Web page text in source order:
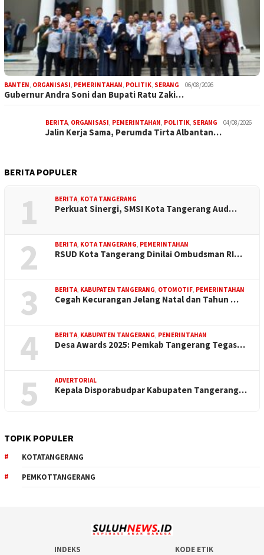
BANTEN, ORGANISASI, PEMERINTAHAN, POLITIK, SERANG 06/08/2026
Gubernur Andra Soni dan Bupati Ratu Zaki…
BERITA, ORGANISASI, PEMERINTAHAN, POLITIK, SERANG 04/08/2026
Jalin Kerja Sama, Perumda Tirta Albantan…
BERITA POPULER
1 BERITA, KOTA TANGERANG
Perkuat Sinergi, SMSI Kota Tangerang Aud…
2 BERITA, KOTA TANGERANG, PEMERINTAHAN
RSUD Kota Tangerang Dinilai Ombudsman RI…
3 BERITA, KABUPATEN TANGERANG, OTOMOTIF, PEMERINTAHAN
Cegah Kecurangan Jelang Natal dan Tahun …
4 BERITA, KABUPATEN TANGERANG, PEMERINTAHAN
Desa Awards 2025: Pemkab Tangerang Tegas…
5 ADVERTORIAL
Kepala Disporabudpar Kabupaten Tangerang…
TOPIK POPULER
KOTATANGERANG
PEMKOTTANGERANG
INDEKS KODE ETIK